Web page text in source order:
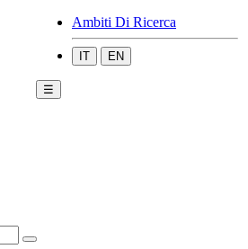
Ambiti Di Ricerca
IT EN
☰